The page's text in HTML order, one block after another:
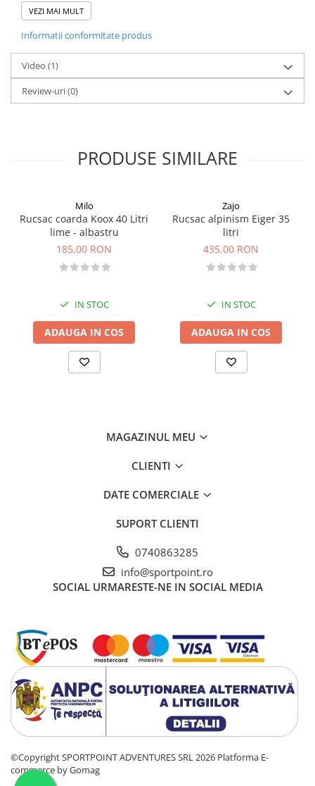
- design cu densitate cvadra cu spuma EVA de 15 mm si carcasa
HDPE pentru confort si sustinere a sarcinii
- buzunare duble pentru centura de sold, forma si suprainaltime
- de asemenea, compatibil cu pachetele Infinity pentru un plus de
stabilitate si confort
VEZI MAI MULT
Informatii conformitate produs
Video (1)
Review-uri(0)
PRODUSE SIMILARE
Milo
Rucsac coarda Koox 40 Litri
lime - albastru
185,00 RON
IN STOC
ADAUGA IN COS
Zajo
Rucsac alpinism Eiger 35
litri
435,00 RON
IN STOC
ADAUGA IN COS
MAGAZINUL MEU
CLIENTI
DATE COMERCIALE
SUPORT CLIENTI
0740863285
info@sportpoint.ro
SOCIAL URMARESTE-NE IN SOCIAL MEDIA
©Copyright SPORTPOINT ADVENTURES SRL 2026 Platforma E-
commerce by Gomag